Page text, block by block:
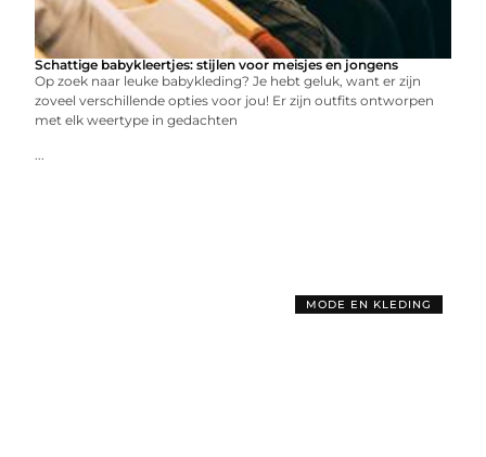
Schattige babykleertjes: stijlen voor meisjes en jongens
Op zoek naar leuke babykleding? Je hebt geluk, want er zijn
zoveel verschillende opties voor jou! Er zijn outfits ontworpen
met elk weertype in gedachten
...
MODE EN KLEDING